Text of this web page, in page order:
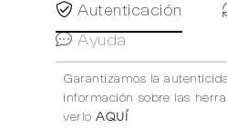
Autenticación
Ayuda
Garantizamos la
información sobre las
verlo AQUÍ